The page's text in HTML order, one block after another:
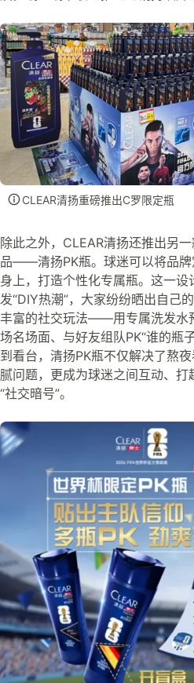
CLEAR清扬重磅推出C罗限定瓶
除此之外，CLEAR清扬还推出另
品——清扬PK瓶。球迷可以将品牌
身上，打造个性化专属瓶。这一设
发“DIY热潮”，大家纷纷晒出自己
丰富的社交玩法——用专属洗发水
场名场面、与好友组队PK“谁的瓶
到看台，清扬PK瓶不仅解决了熬
腻问题，更成为球迷之间互动、打
“社交暗号”。